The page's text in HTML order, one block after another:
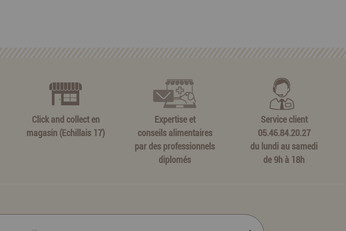
Click and collect en
magasin (Echillais 17)
Expertise et
conseils alimentaires
par des professionnels
diplomés
Service client
05.46.84.20.27
du lundi au samedi
de 9h à 18h